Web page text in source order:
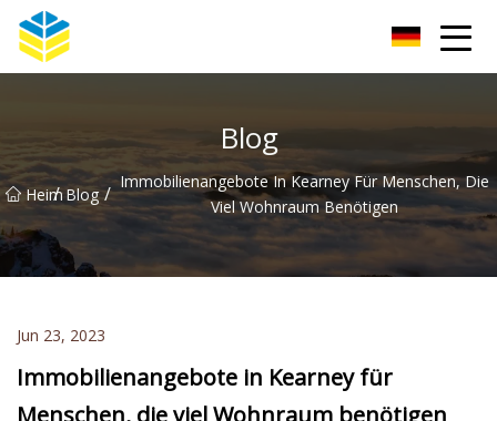
Blog
Heim
/ Blog / Immobilienangebote In Kearney Für Menschen, Die
Viel Wohnraum Benötigen
Jun 23, 2023
Immobilienangebote in Kearney für
Menschen, die viel Wohnraum benötigen